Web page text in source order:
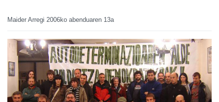
Maider Arregi 2006ko abenduaren 13a